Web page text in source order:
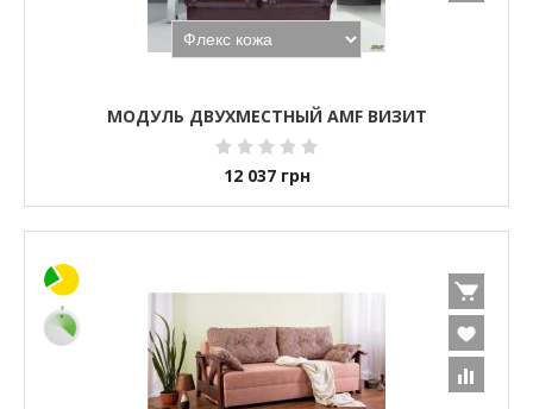
МОДУЛЬ ДВУХМЕСТНЫЙ AMF ВИЗИТ
12 037 грн